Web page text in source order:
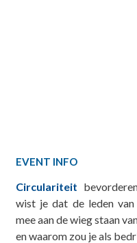
EVENT INFO
Circulariteit
wist je dat de leden van
mee aan de wieg staan
en waarom zou je als